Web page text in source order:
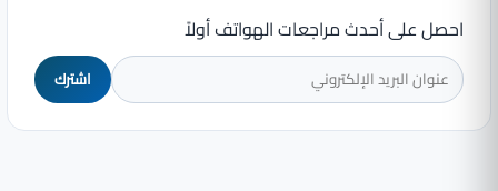
احصل على أحدث مراجعات الهواتف أولاً
اشترك